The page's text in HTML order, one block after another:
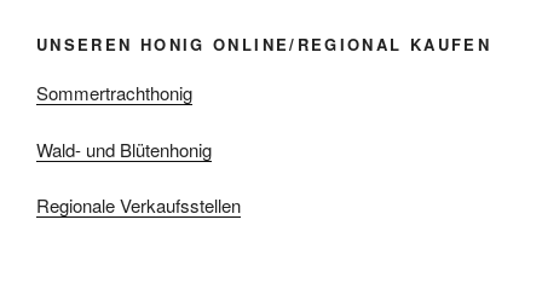
UNSEREN HONIG ONLINE/REGIONAL KAUFEN
Sommertrachthonig
Wald- und Blütenhonig
Regionale Verkaufsstellen